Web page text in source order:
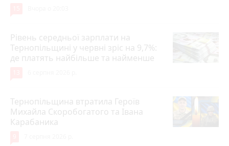
Рівень середньої зарплати на
Тернопільщині у червні зріс на 9,7%:
де платять найбільше та найменше
Тернопільщина втратила Героїв
Михайла Скоробогатого та Івана
Карабаника